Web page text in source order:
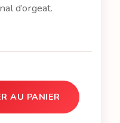
d’orgeat.
AU PANIER